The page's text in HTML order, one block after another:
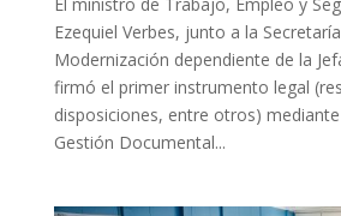
El ministro de Trabajo, Empleo y
Ezequiel Verbes, junto a la
Modernización dependiente de la
firmó el primer instrumento legal
disposiciones, entre otros)
Gestión Documental...